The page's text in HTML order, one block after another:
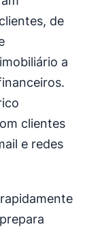
de
a
clientes
e redes